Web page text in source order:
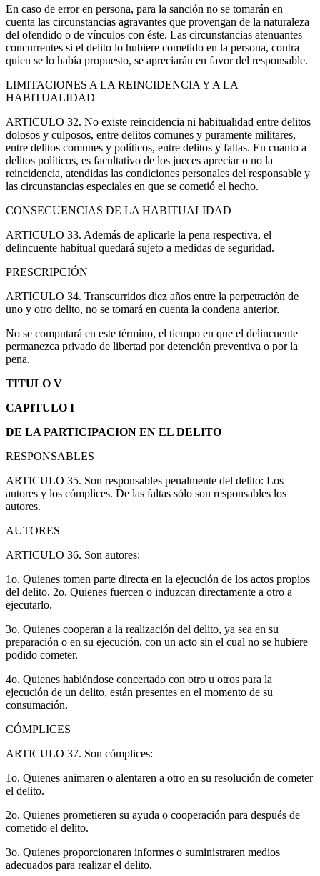
En caso de error en persona, para la sanción no se tomarán en
cuenta las circunstancias agravantes que provengan de la naturaleza
del ofendido o de vínculos con éste. Las circunstancias atenuantes
concurrentes si el delito lo hubiere cometido en la persona, contra
quien se lo había propuesto, se apreciarán en favor del responsable.
LIMITACIONES A LA REINCIDENCIA Y A LA
HABITUALIDAD
ARTICULO 32. No existe reincidencia ni habitualidad entre delitos
dolosos y culposos, entre delitos comunes y puramente militares,
entre delitos comunes y políticos, entre delitos y faltas. En cuanto a
delitos políticos, es facultativo de los jueces apreciar o no la
reincidencia, atendidas las condiciones personales del responsable y
las circunstancias especiales en que se cometió el hecho.
CONSECUENCIAS DE LA HABITUALIDAD
ARTICULO 33. Además de aplicarle la pena respectiva, el
delincuente habitual quedará sujeto a medidas de seguridad.
PRESCRIPCIÓN
ARTICULO 34. Transcurridos diez años entre la perpetración de
uno y otro delito, no se tomará en cuenta la condena anterior.
No se computará en este término, el tiempo en que el delincuente
permanezca privado de libertad por detención preventiva o por la
pena.
TITULO V
CAPITULO I
DE LA PARTICIPACION EN EL DELITO
RESPONSABLES
ARTICULO 35. Son responsables penalmente del delito: Los
autores y los cómplices. De las faltas sólo son responsables los
autores.
AUTORES
ARTICULO 36. Son autores:
1o. Quienes tomen parte directa en la ejecución de los actos propios
del delito. 2o. Quienes fuercen o induzcan directamente a otro a
ejecutarlo.
3o. Quienes cooperan a la realización del delito, ya sea en su
preparación o en su ejecución, con un acto sin el cual no se hubiere
podido cometer.
4o. Quienes habiéndose concertado con otro u otros para la
ejecución de un delito, están presentes en el momento de su
consumación.
CÓMPLICES
ARTICULO 37. Son cómplices:
1o. Quienes animaren o alentaren a otro en su resolución de cometer
el delito.
2o. Quienes prometieren su ayuda o cooperación para después de
cometido el delito.
3o. Quienes proporcionaren informes o suministraren medios
adecuados para realizar el delito.